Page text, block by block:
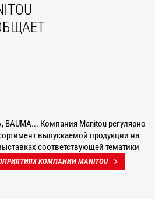
BAUMA... Компания Manitou регулярно
выпускаемой продукции на
соответствующей тематики
КОМПАНИИ MANITOU